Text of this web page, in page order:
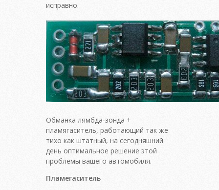
исправно.
Обманка лямбда-зонда +
пламягаситель, работающий так же
тихо как штатный, на сегодняшний
день оптимальное решение этой
проблемы вашего автомобиля.
Пламегаситель